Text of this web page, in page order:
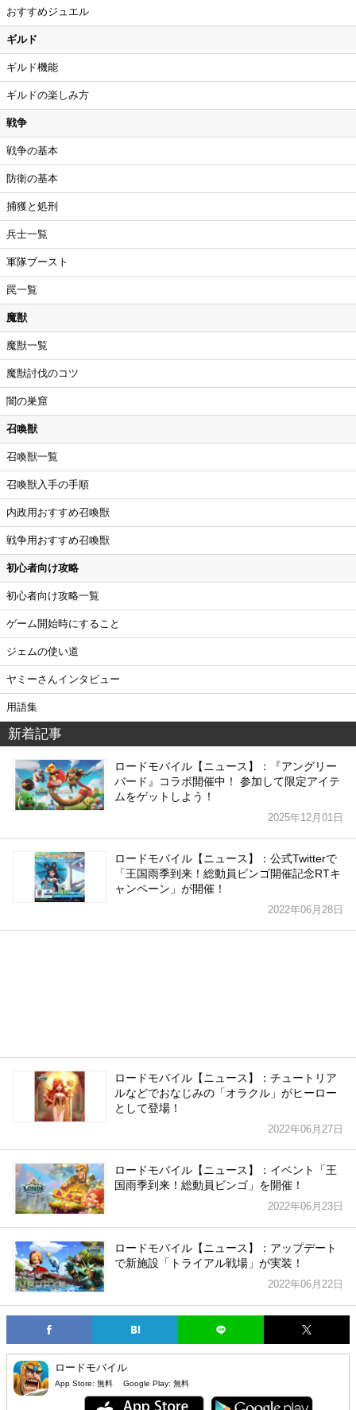
おすすめジュエル
ギルド
ギルド機能
ギルドの楽しみ方
戦争
戦争の基本
防衛の基本
捕獲と処刑
兵士一覧
軍隊ブースト
罠一覧
魔獣
魔獣一覧
魔獣討伐のコツ
闇の巣窟
召喚獣
召喚獣一覧
召喚獣入手の手順
内政用おすすめ召喚獣
戦争用おすすめ召喚獣
初心者向け攻略
初心者向け攻略一覧
ゲーム開始時にすること
ジェムの使い道
ヤミーさんインタビュー
用語集
新着記事
ロードモバイル【ニュース】：『アングリー
バード』コラボ開催中！ 参加して限定アイテ
ムをゲットしよう！
2025年12月01日
ロードモバイル【ニュース】：公式Twitterで
「王国雨季到来！総動員ビンゴ開催記念RTキ
ャンペーン」が開催！
2022年06月28日
ロードモバイル【ニュース】：チュートリア
ルなどでおなじみの「オラクル」がヒーロー
として登場！
2022年06月27日
ロードモバイル【ニュース】：イベント「王
国雨季到来！総動員ビンゴ」を開催！
2022年06月23日
ロードモバイル【ニュース】：アップデート
で新施設「トライアル戦場」が実装！
2022年06月22日
ロードモバイル
App Store: 無料 Google Play: 無料